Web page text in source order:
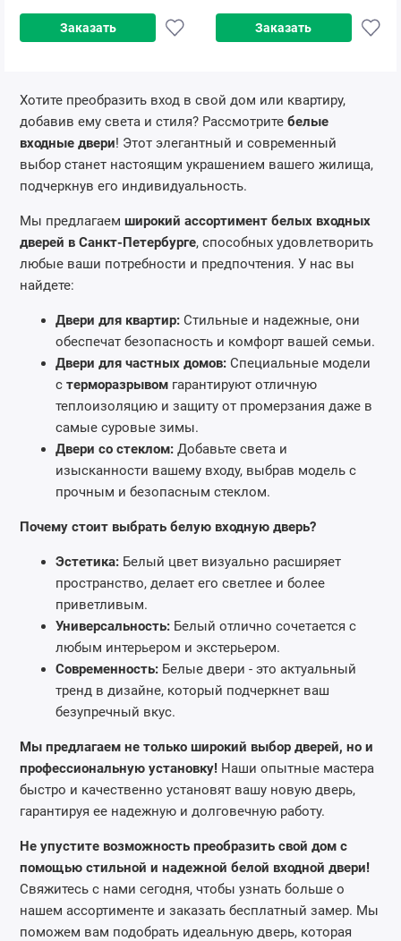
Заказать Заказать
Хотите преобразить вход в свой дом или квартиру,
добавив ему света и стиля? Рассмотритебелые
входные двери! Этот элегантный и современный
выбор станет настоящим украшением вашего жилища,
подчеркнув его индивидуальность.
Мы предлагаемширокий ассортимент белых входных
дверей в Санкт-Петербурге, способных удовлетворить
любые ваши потребности и предпочтения. У нас вы
найдете:
Двери для квартир: Стильные и надежные, они
обеспечат безопасность и комфорт вашей семьи.
Двери для частных домов: Специальные модели
стерморазрывом гарантируют отличную
теплоизоляцию и защиту от промерзания даже в
самые суровые зимы.
Двери со стеклом: Добавьте света и
изысканности вашему входу, выбрав модель с
прочным и безопасным стеклом.
Почему стоит выбрать белую входную дверь?
Эстетика: Белый цвет визуально расширяет
пространство, делает его светлее и более
приветливым.
Универсальность: Белый отлично сочетается с
любым интерьером и экстерьером.
Современность: Белые двери - это актуальный
тренд в дизайне, который подчеркнет ваш
безупречный вкус.
Мы предлагаем не только широкий выбор дверей, но и
профессиональную установку! Наши опытные мастера
быстро и качественно установят вашу новую дверь,
гарантируя ее надежную и долговечную работу.
Не упустите возможность преобразить свой дом с
помощью стильной и надежной белой входной двери!
Свяжитесь с нами сегодня, чтобы узнать больше о
нашем ассортименте и заказать бесплатный замер. Мы
поможем вам подобрать идеальную дверь, которая